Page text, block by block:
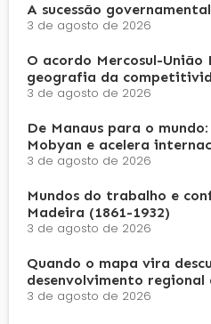
A sucessão governamental
3 de agosto de 2026
O acordo Mercosul-União
geografia da
3 de agosto de 2026
De Manaus para o
Mobyan e acelera
3 de agosto de 2026
Mundos do trabalho e
Madeira (1861-1932)
3 de agosto de 2026
Quando o mapa vira
desenvolvimento regional
3 de agosto de 2026